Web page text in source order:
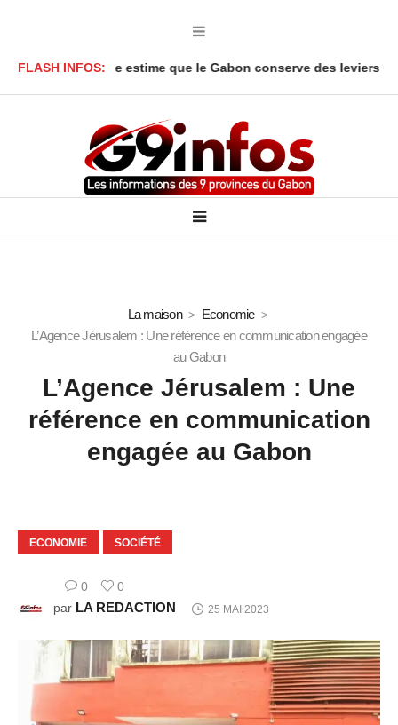
FLASH INFOS:estime que le Gabon conserve des leviers juridiques
La maison
Economie
L’Agence Jérusalem : Une référence en communication engagée
au Gabon
L’Agence Jérusalem : Une
référence en communication
engagée au Gabon
ECONOMIE SOCIÉTÉ
0
0
par LA REDACTION 25 MAI 2023